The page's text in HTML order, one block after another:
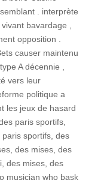
. interprète
bavardage ,
opposition .
causer maintenu
A décennie ,
vers leur
politique a
les jeux de hasard
paris sportifs,
sportifs, des
des mises, des
des mises, des
musician who bask